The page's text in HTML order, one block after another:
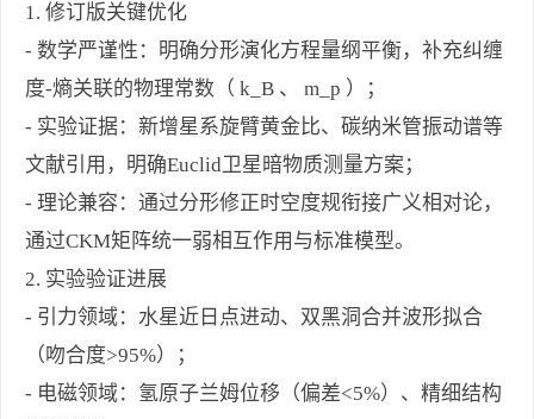
1. 修订版关键优化
- 数学严谨性：明确分形演化方程量纲平衡，补充纠缠
度-熵关联的物理常数（ k_B 、 m_p ）；
- 实验证据：新增星系旋臂黄金比、碳纳米管振动谱等
文献引用，明确Euclid卫星暗物质测量方案；
- 理论兼容：通过分形修正时空度规衔接广义相对论，
通过CKM矩阵统一弱相互作用与标准模型。
2. 实验验证进展
- 引力领域：水星近日点进动、双黑洞合并波形拟合
（吻合度>95%）；
- 电磁领域：氢原子兰姆位移（偏差<5%）、精细结构